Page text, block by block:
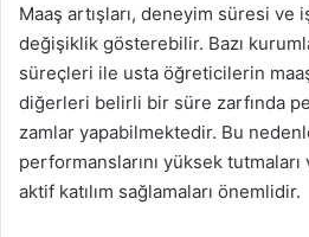
Maaş artışları, deneyim süresi ve
değişiklik gösterebilir. Bazı
süreçleri ile usta öğreticilerin
diğerleri belirli bir süre zarfında
zamlar yapabilmektedir. Bu
performanslarını yüksek
aktif katılım sağlamaları önemlidir.